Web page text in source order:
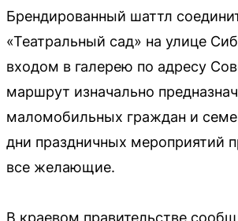
Брендированный шаттл
«Театральный сад» на улице
входом в галерею по адресу
маршрут изначально
маломобильных граждан и
дни праздничных мероприятий
все желающие.
В краевом правительстве